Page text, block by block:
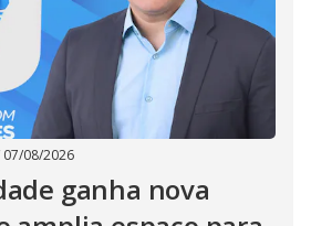
07/08/2026
ganha nova